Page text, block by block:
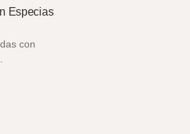
Especias
con